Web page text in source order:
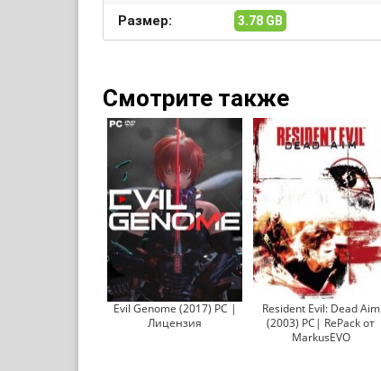
Размер: 3.78 GB
Смотрите также
Evil Genome (2017) PC |
Лицензия
Resident Evil: Dead Aim
(2003) PC| RePack от
MarkusEVO